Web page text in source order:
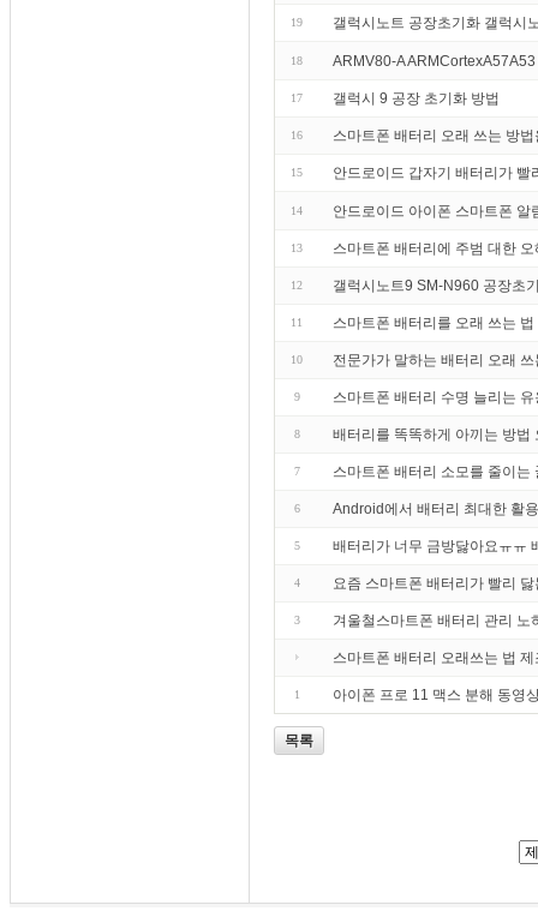
19 갤럭시노트 공장초기화 갤럭시
18 ARMV80-A
17 갤럭시 9 공장 초기화 방법
16 스마트폰 배터리 오래 쓰는 방
15 안드로이드 갑자기 배터리가 빨
14 안드로이드 아이폰 스마트폰
13 스마트폰 배터리에 주범 대한
12 갤럭시노트9 SM-N960 공장초
11 스마트폰 배터리를 오래 쓰는
10 전문가가 말하는 배터리 오래
9 스마트폰 배터리 수명 늘리는
8 배터리를 똑똑하게 아끼는 방법
7 스마트폰 배터리 소모를 줄이는
6 Android에서 배터리 최대한 활
5 배터리가 너무 금방닳아요ㅠㅠ
4 요즘 스마트폰 배터리가 빨리
3 겨울철스마트폰 배터리 관리 노
스마트폰 배터리 오래쓰는 법
1 아이폰 프로 11 맥스 분해 동영
목록